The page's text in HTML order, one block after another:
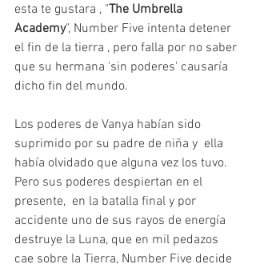
esta te gustara , "The Umbrella
Academy", Number Five intenta detener
el fin de la tierra , pero falla por no saber
que su hermana 'sin poderes' causaría
dicho fin del mundo.
Los poderes de Vanya habían sido
suprimido por su padre de niña y  ella
había olvidado que alguna vez los tuvo.
Pero sus poderes despiertan en el
presente,  en la batalla final y por
accidente uno de sus rayos de energía
destruye la Luna, que en mil pedazos
cae sobre la Tierra, Number Five decide